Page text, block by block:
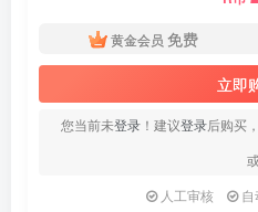
黄金会员 免费
立即
您当前未登录 ！建议登录后购买
人工审核